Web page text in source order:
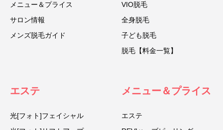
メニュー＆プライス
サロン情報
メンズ脱毛ガイド
VIO脱毛
全身脱毛
子ども脱毛
脱毛【料金一覧】
エステ
光[フォト]フェイシャル
メニュー＆プライス
エステ